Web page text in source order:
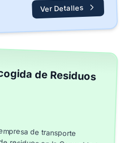
Ver Detalles
de Residuos